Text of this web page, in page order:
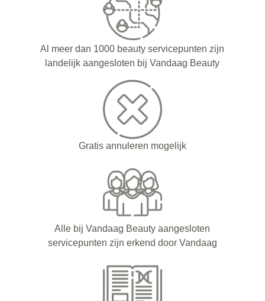
Al meer dan 1000 beauty servicepunten zijn
landelijk aangesloten bij Vandaag Beauty
Gratis annuleren mogelijk
Alle bij Vandaag Beauty aangesloten
servicepunten zijn erkend door Vandaag